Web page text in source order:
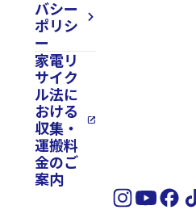
バシー
ポリシ
ー
arrow_forward_ios
家電リ
サイク
ル法に
おける
収集・
運搬料
金のご
案内
open_in_new